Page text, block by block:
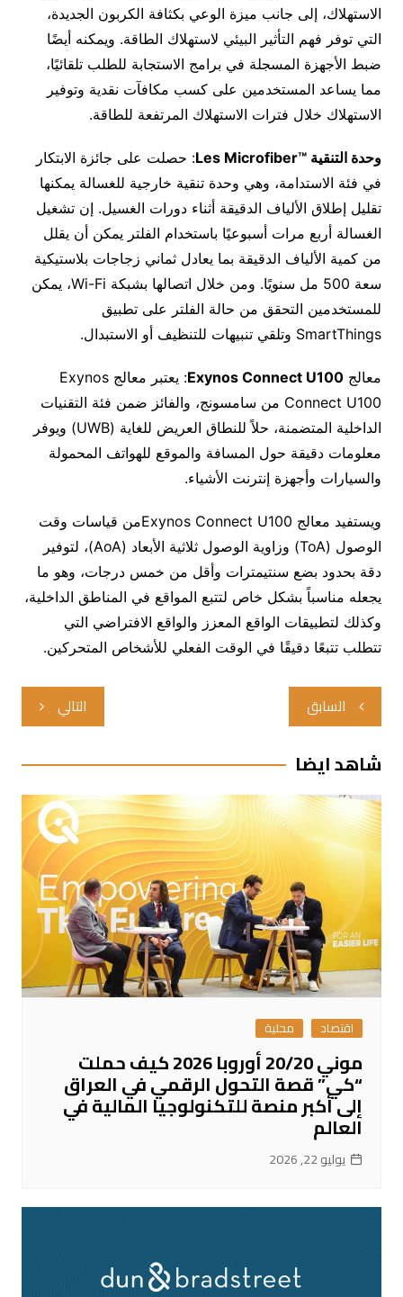
الاستهلاك، إلى جانب ميزة الوعي بكثافة الكربون الجديدة،
التي توفر فهم التأثير البيئي لاستهلاك الطاقة. ويمكنه أيضًا
ضبط الأجهزة المسجلة في برامج الاستجابة للطلب تلقائيًا،
مما يساعد المستخدمين على كسب مكافآت نقدية وتوفير
الاستهلاك خلال فترات الاستهلاك المرتفعة للطاقة.
وحدة التنقية ™Les Microfiber: حصلت على جائزة الابتكار
في فئة الاستدامة، وهي وحدة تنقية خارجية للغسالة يمكنها
تقليل إطلاق الألياف الدقيقة أثناء دورات الغسيل. إن تشغيل
الغسالة أربع مرات أسبوعيًا باستخدام الفلتر يمكن أن يقلل
من كمية الألياف الدقيقة بما يعادل ثماني زجاجات بلاستيكية
سعة 500 مل سنويًا. ومن خلال اتصالها بشبكة Wi-Fi، يمكن
للمستخدمين التحقق من حالة الفلتر على تطبيق
SmartThings وتلقي تنبيهات للتنظيف أو الاستبدال.
معالج Exynos Connect U100
: يعتبر معالج Exynos
Connect U100 من سامسونج، والفائز ضمن فئة التقنيات
الداخلية المتضمنة، حلاً للنطاق العريض للغاية (UWB) ويوفر
معلومات دقيقة حول المسافة والموقع للهواتف المحمولة
والسيارات وأجهزة إنترنت الأشياء.
ويستفيد معالج Exynos Connect U100من قياسات وقت
الوصول (ToA) وزاوية الوصول ثلاثية الأبعاد (AoA)، لتوفير
دقة بحدود بضع سنتيمترات وأقل من خمس درجات، وهو ما
يجعله مناسباً بشكل خاص لتتبع المواقع في المناطق الداخلية،
وكذلك لتطبيقات الواقع المعزز والواقع الافتراضي التي
تتطلب تتبعًا دقيقًا في الوقت الفعلي للأشخاص المتحركين.
تصفّح
المقالات
السابق التالي
شاهد ايضا
اقتصاد محلية
موني 20/20 أوروبا 2026 كيف حملت
“كي” قصة التحول الرقمي في العراق
إلى أكبر منصة للتكنولوجيا المالية في
العالم
يوليو 22, 2026